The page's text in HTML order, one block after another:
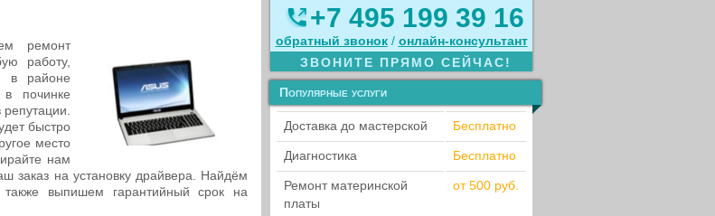
ремонт
работу,
в районе
починке
быстро
место
нам
на установку драйвера. Найдём
выпишем гарантийный срок на
+7 495 199 39 16
обратный звонок / онлайн‑консультант
ЗВОНИТЕ ПРЯМО СЕЙЧАС!
Популярные услуги
Доставка до мастерской Бесплатно
Диагностика Бесплатно
Ремонт материнской
платы
от 500 руб.